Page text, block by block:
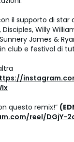
il supporto di star
Disciples, Willy
James &
club e festival di
questo remix!”
reel/DGjY-